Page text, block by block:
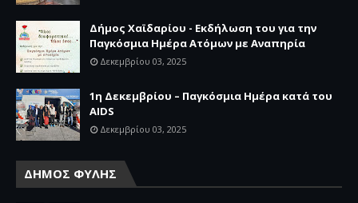
Δήμος Χαϊδαρίου - Εκδήλωση του για την
Παγκόσμια Ημέρα Ατόμων με Αναπηρία
Δεκεμβρίου 03, 2025
1η Δεκεμβρίου – Παγκόσμια Ημέρα κατά του
AIDS
Δεκεμβρίου 03, 2025
ΔΗΜΟΣ ΦΥΛΗΣ